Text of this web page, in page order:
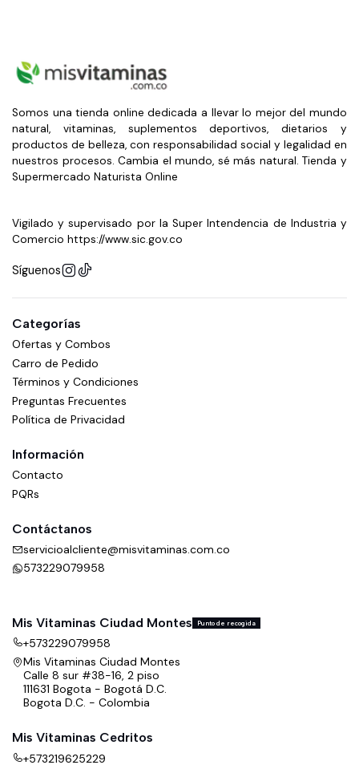
Somos una tienda online dedicada a llevar lo mejor del mundo
natural, vitaminas, suplementos deportivos, dietarios y
productos de belleza, con responsabilidad social y legalidad en
nuestros procesos. Cambia el mundo, sé más natural. Tienda y
Supermercado Naturista Online
Vigilado y supervisado por la Super Intendencia de Industria y
Comercio https://www.sic.gov.co
Síguenos
Categorías
Ofertas y Combos
Carro de Pedido
Términos y Condiciones
Preguntas Frecuentes
Política de Privacidad
Información
Contacto
PQRs
Contáctanos
servicioalcliente@misvitaminas.com.co
573229079958
Mis Vitaminas Ciudad Montes Punto de recogida
+573229079958
Mis Vitaminas Ciudad Montes
Calle 8 sur #38-16, 2 piso
111631 Bogota - Bogotá D.C.
Bogota D.C. - Colombia
Mis Vitaminas Cedritos
+573219625229